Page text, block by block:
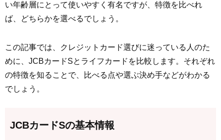
い年齢層にとって使いやすく有名ですが、特徴を比べれ
ば、どちらかを選べるでしょう。
この記事では、クレジットカード選びに迷っている人のた
めに、JCBカードSとライフカードを比較します。それぞれ
の特徴を知ることで、比べる点や選ぶ決め手などがわかる
でしょう。
JCBカードSの基本情報